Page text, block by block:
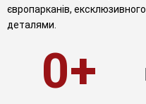
європарканів,
деталями.
0+